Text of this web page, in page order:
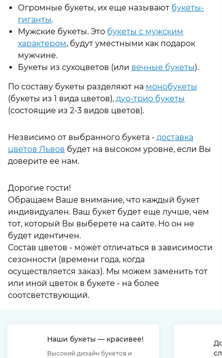
Огромные букеты, их еще называют букеты-
гиганты.
Мужские букеты. Это букеты с мужским
характером, будут уместными как подарок
мужчине.
Букеты из сухоцветов (или вечные букеты).
По составу букеты разделяют на монобукеты
(букеты из 1 вида цветов), дуо-трио букеты
(состоящие из 2-3 видов цветов).
Незвисимо от выбранного букета - доставка
цветов Львов будет на высоком уровне, если Вы
доверите ее нам.
Дорогие гости!
Обращаем Ваше внимание, что каждый букет
индивидуален. Ваш букет будет еще лучше, чем
тот, который Вы выберете на сайте. Но он не
будет идентичен.
Состав цветов - может отличаться в зависимости
сезонности (времени года, когда
осуществляется заказ). Мы можем заменить тот
или иной цветок в букете - на более
соотсветствующий.
Наши букеты — красивее!
Высокий дизайн букетов и